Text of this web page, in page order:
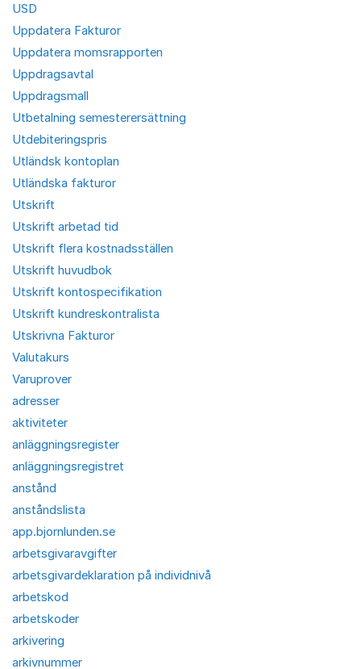
USD
Uppdatera Fakturor
Uppdatera momsrapporten
Uppdragsavtal
Uppdragsmall
Utbetalning semesterersättning
Utdebiteringspris
Utländsk kontoplan
Utländska fakturor
Utskrift
Utskrift arbetad tid
Utskrift flera kostnadsställen
Utskrift huvudbok
Utskrift kontospecifikation
Utskrift kundreskontralista
Utskrivna Fakturor
Valutakurs
Varuprover
adresser
aktiviteter
anläggningsregister
anläggningsregistret
anstånd
anståndslista
app.bjornlunden.se
arbetsgivaravgifter
arbetsgivardeklaration på individnivå
arbetskod
arbetskoder
arkivering
arkivnummer